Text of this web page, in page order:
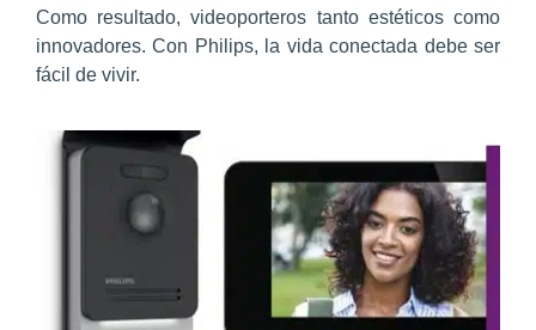
Como resultado, videoporteros tanto estéticos como
innovadores. Con Philips, la vida conectada debe ser
fácil de vivir.